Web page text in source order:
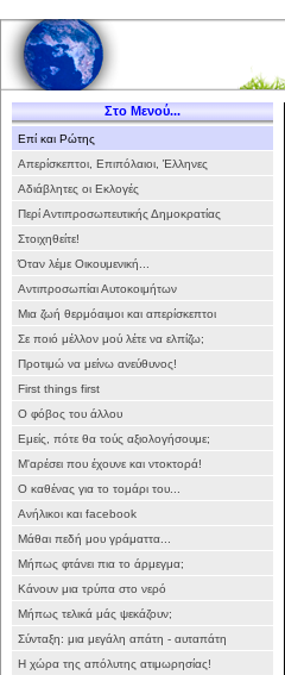
Στο Μενού...
Επί και Ρώτης
Απερίσκεπτοι, Επιπόλαιοι, Έλληνες
Αδιάβλητες οι Εκλογές
Περί Αντιπροσωπευτικής Δημοκρατίας
Στοιχηθείτε!
Όταν λέμε Οικουμενική...
Αντιπροσωπίαι Αυτοκοιμήτων
Μια ζωή θερμόαιμοι και απερίσκεπτοι
Σε ποιό μέλλον μού λέτε να ελπίζω;
Προτιμώ να μείνω ανεύθυνος!
First things first
Ο φόβος του άλλου
Εμείς, πότε θα τούς αξιολογήσουμε;
Μ'αρέσει που έχουνε και ντοκτορά!
Ο καθένας για το τομάρι του...
Ανήλικοι και facebook
Μάθαι πεδή μου γράματτα...
Μήπως φτάνει πια το άρμεγμα;
Κάνουν μια τρύπα στο νερό
Μήπως τελικά μάς ψεκάζουν;
Σύνταξη: μια μεγάλη απάτη - αυταπάτη
Η χώρα της απόλυτης ατιμωρησίας!